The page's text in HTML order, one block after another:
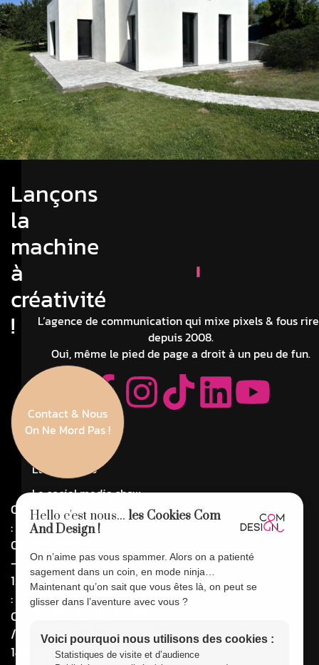
L’agence de communication qui mixe pixels & fous
depuis 2008.
Oui, même le pied de page a droit à un peu de fun.
Navigation
L'atelier Web
Le social media show
Côté référencement
Nos pépites
Agence de communication Fréjus
Nous joindre
24 rue du fond campion
+33(0)9 62 58 44 65
Lançons
la
machine
à
créativité
!
Contact & Nous
On Ne Mord Pas !
09
:
00
-
12
:
00
/
14h
Hello c'est nous...les Cookies Com
And Design !
On n’aime pas vous spammer. Alors on a patienté
sagement dans un coin, en mode ninja…
Maintenant qu’on sait que vous êtes là, on peut se
glisser dans l’aventure avec vous ?
Voici pourquoi nous utilisons des cookies :
Statistiques de visite et d’audience